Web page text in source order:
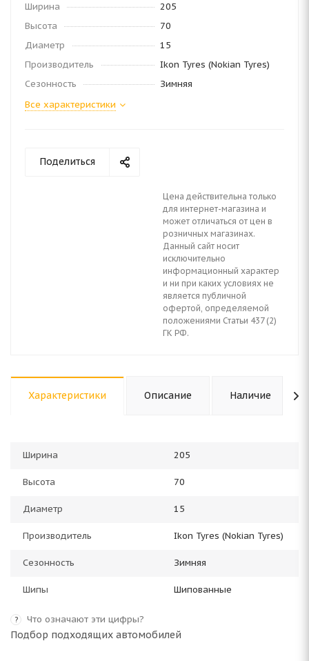
Ширина
205
Высота
70
Диаметр
15
Производитель
Ikon Tyres (Nokian Tyres)
Сезонность
Зимняя
Все характеристики
Поделиться
Цена действительна только
для интернет-магазина и
может отличаться от цен в
розничных магазинах.
Данный сайт носит
исключительно
информационный характер
и ни при каких условиях не
является публичной
офертой, определяемой
положениями Статьи 437 (2)
ГК РФ.
Характеристики Описание Наличие
Ширина 205
Высота 70
Диаметр 15
Производитель Ikon Tyres (Nokian Tyres)
Сезонность Зимняя
Шипы Шипованные
? Что означают эти цифры?
Подбор подходящих автомобилей